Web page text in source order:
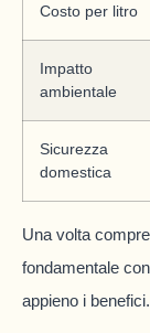
Costo per litro
Impatto
ambientale
Sicurezza
domestica
Una volta
fondamentale
appieno i benefici.